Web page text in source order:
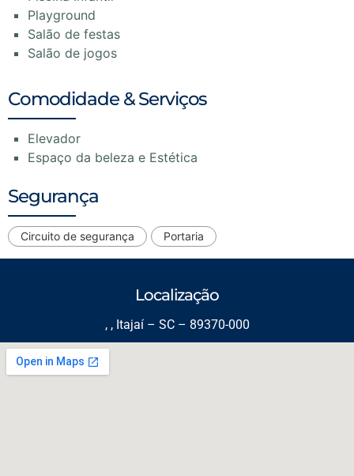
Playground
Salão de festas
Salão de jogos
Comodidade & Serviços
Elevador
Espaço da beleza e Estética
Segurança
Circuito de segurança Portaria
Localização
, , Itajaí – SC – 89370-000